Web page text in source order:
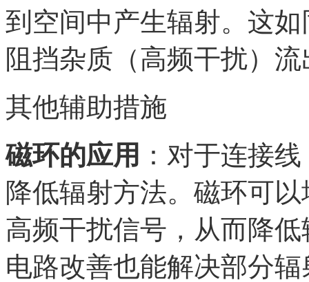
到空间中产生辐射。这
阻挡杂质（高频干扰）
其他辅助措施
磁环的应用 ：对于连接
降低辐射方法。磁环可
高频干扰信号，从而降
电路改善也能解决部分